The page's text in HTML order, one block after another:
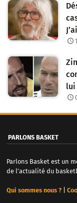
lui
PARLONS BASKET
Parlons Basket est un
de l'actualité du
Qui sommes nous ?|